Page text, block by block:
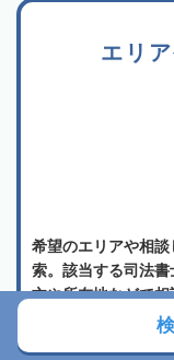
エリ
希望のエリアや相
索。該当する司法
文や所在地などで